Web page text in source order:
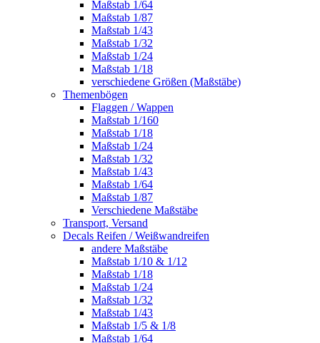
Maßstab 1/64
Maßstab 1/87
Maßstab 1/43
Maßstab 1/32
Maßstab 1/24
Maßstab 1/18
verschiedene Größen (Maßstäbe)
Themenbögen
Flaggen / Wappen
Maßstab 1/160
Maßstab 1/18
Maßstab 1/24
Maßstab 1/32
Maßstab 1/43
Maßstab 1/64
Maßstab 1/87
Verschiedene Maßstäbe
Transport, Versand
Decals Reifen / Weißwandreifen
andere Maßstäbe
Maßstab 1/10 & 1/12
Maßstab 1/18
Maßstab 1/24
Maßstab 1/32
Maßstab 1/43
Maßstab 1/5 & 1/8
Maßstab 1/64